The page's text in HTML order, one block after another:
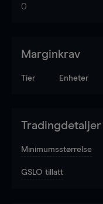
0
Marginkrav
Tier Enheter
Tradingdetaljer
Minimumsstørrelse
GSLO tillatt